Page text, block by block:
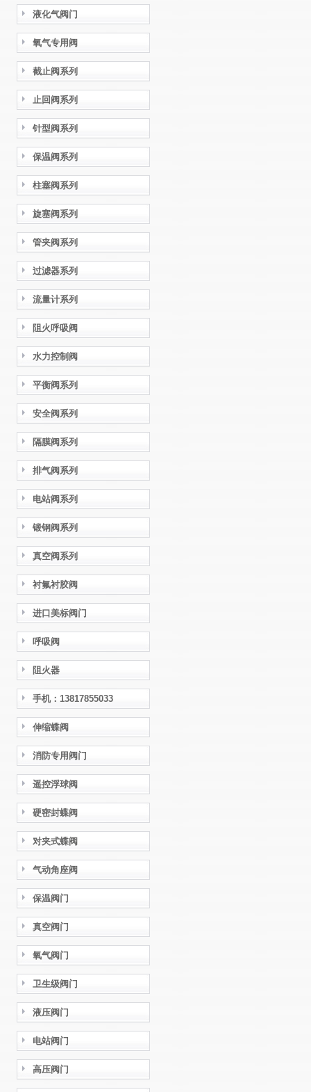
液化气阀门
氧气专用阀
截止阀系列
止回阀系列
针型阀系列
保温阀系列
柱塞阀系列
旋塞阀系列
管夹阀系列
过滤器系列
流量计系列
阻火呼吸阀
水力控制阀
平衡阀系列
安全阀系列
隔膜阀系列
排气阀系列
电站阀系列
锻钢阀系列
真空阀系列
衬氟衬胶阀
进口美标阀门
呼吸阀
阻火器
手机：13817855033
伸缩蝶阀
消防专用阀门
遥控浮球阀
硬密封蝶阀
对夹式蝶阀
气动角座阀
保温阀门
真空阀门
氧气阀门
卫生级阀门
液压阀门
电站阀门
高压阀门